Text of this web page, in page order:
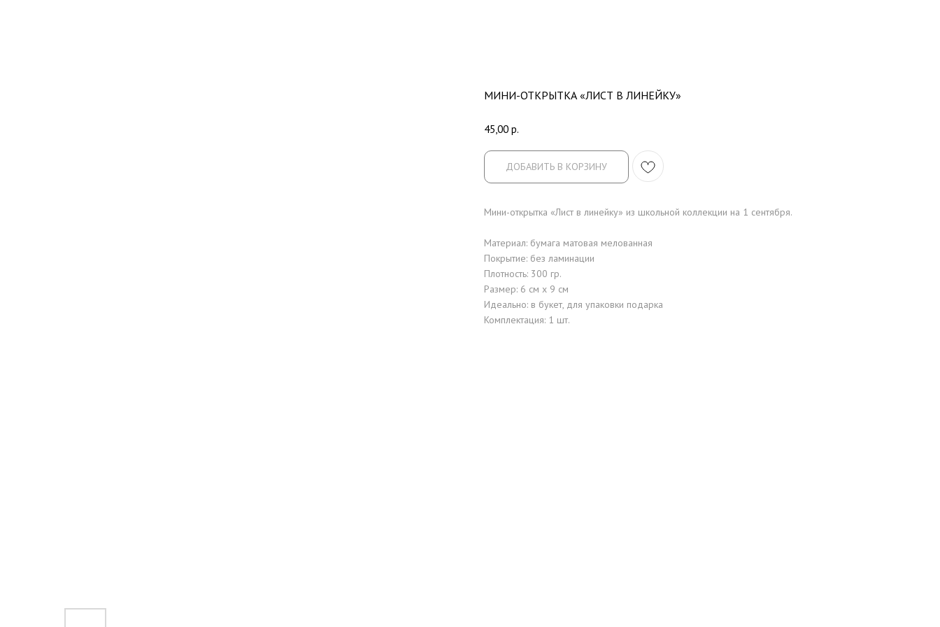
МИНИ-ОТКРЫТКА «ЛИСТ В ЛИНЕЙКУ»
45,00 р.
ДОБАВИТЬ В КОРЗИНУ
Мини-открытка «Лист в линейку» из школьной коллекции на 1 сентября.
Материал: бумага матовая мелованная
Покрытие: без ламинации
Плотность: 300 гр.
Размер: 6 см x 9 см
Идеально: в букет, для упаковки подарка
Комплектация: 1 шт.